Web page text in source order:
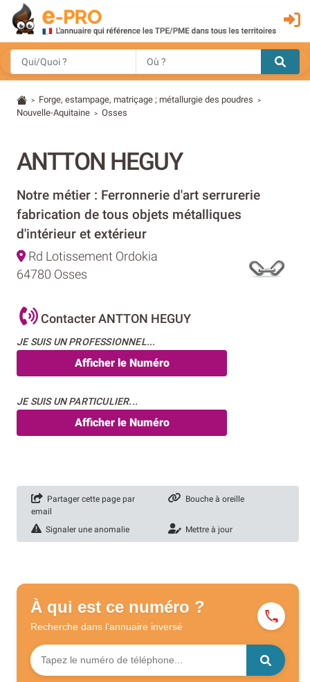
> Forge, estampage, matriçage ; métallurgie des poudres >
Nouvelle-Aquitaine > Osses
ANTTON HEGUY
Notre métier : Ferronnerie d'art serrurerie
fabrication de tous objets métalliques
d'intérieur et extérieur
Rd Lotissement Ordokia
64780 Osses
Contacter ANTTON HEGUY
JE SUIS UN PROFESSIONNEL...
Afficher le Numéro
JE SUIS UN PARTICULIER...
Afficher le Numéro
Partager cette page par
email
Bouche à oreille
Signaler une anomalie Mettre à jour
À qui est ce numéro ?
Recherche dans l'annuaire inversé